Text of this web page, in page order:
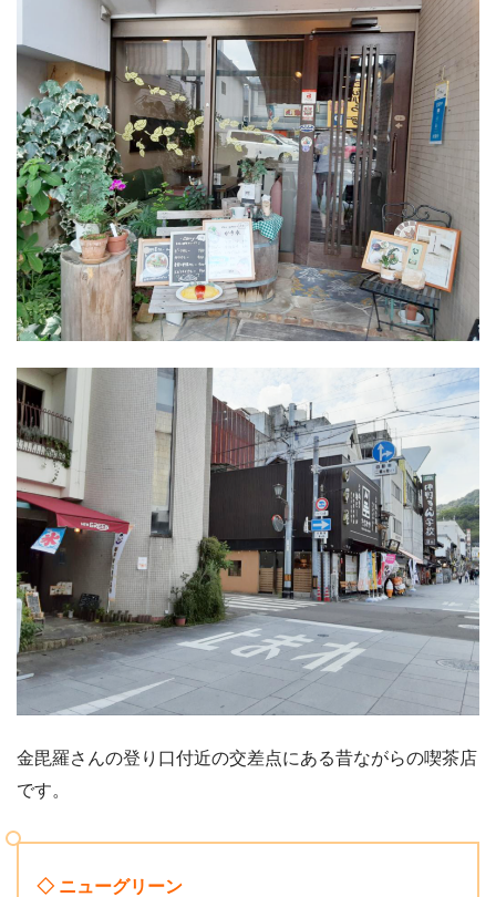
金毘羅さんの登り口付近の交差点にある昔ながらの喫茶店
です。
◇ ニューグリーン